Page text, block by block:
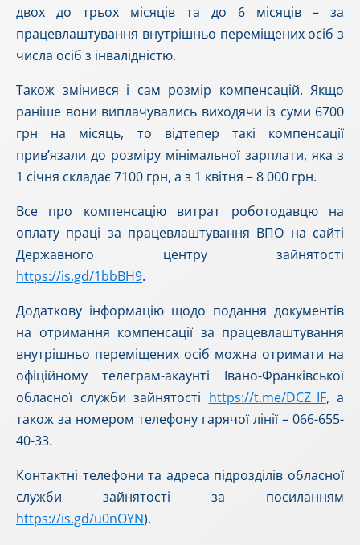
двох до трьох місяців та до 6 місяців – за
працевлаштування внутрішньо переміщених осіб з
числа осіб з інвалідністю.
Також змінився і сам розмір компенсацій. Якщо
раніше вони виплачувались виходячи із суми 6700
грн на місяць, то відтепер такі компенсації
прив’язали до розміру мінімальної зарплати, яка з
1 січня складає 7100 грн, а з 1 квітня – 8 000 грн.
Все про компенсацію витрат роботодавцю на
оплату праці за працевлаштування ВПО на сайті
Державного центру зайнятості
https://is.gd/1bbBH9.
Додаткову інформацію щодо подання документів
на отримання компенсації за працевлаштування
внутрішньо переміщених осіб можна отримати на
офіційному телеграм-акаунті Івано-Франківської
обласної служби зайнятості https://t.me/DCZ_IF, а
також за номером телефону гарячої лінії – 066-655-
40-33.
Контактні телефони та адреса підрозділів обласної
служби зайнятості за посиланням
https://is.gd/u0nOYN).